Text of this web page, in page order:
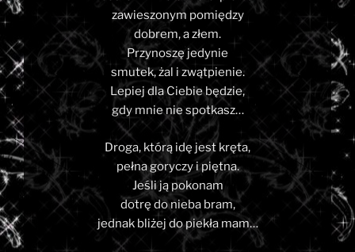
zawieszonym pomiędzy
dobrem, a złem.
Przynoszę jedynie
smutek, żal i zwątpienie.
Lepiej dla Ciebie będzie,
gdy mnie nie spotkasz…
Droga, którą idę jest kręta,
pełna goryczy i piętna.
Jeśli ją pokonam
dotrę do nieba bram,
jednak bliżej do piekła mam…